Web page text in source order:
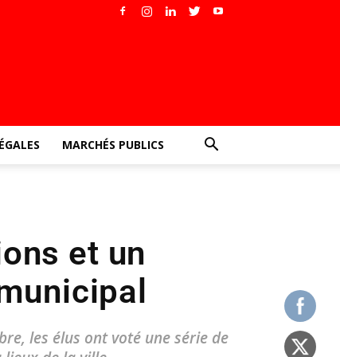
MARCHÉS PUBLICS
et un
les élus ont voté une série de